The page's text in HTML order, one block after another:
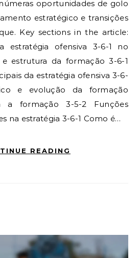
oportunidades de golo
estratégico e transições
Key sections in the article:
ofensiva 3-6-1 no
estrutura da formação 3-6-1
da estratégia ofensiva 3-6-
e evolução da formação
a formação 3-5-2 Funções
na estratégia 3-6-1 Como é…
READING